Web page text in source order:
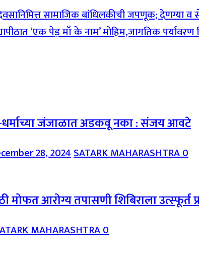
सामाजिक बांधिलकीची जपणूक; देणग्या व
‘एक पेड़ माँ के नाम’ मोहिम,जागतिक
धर्माच्या जंजाळात अडकवू नका : संजय आवटे
28, 2024SATARK MAHARASHTRA0
आरोग्य तपासणी शिबिराला उत्स्फूर्त
MAHARASHTRA0